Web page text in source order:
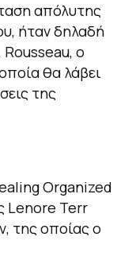
απόλυτης
ήταν δηλαδή
ο
θα λάβει
της
Organized
Lenore Terr
της οποίας ο